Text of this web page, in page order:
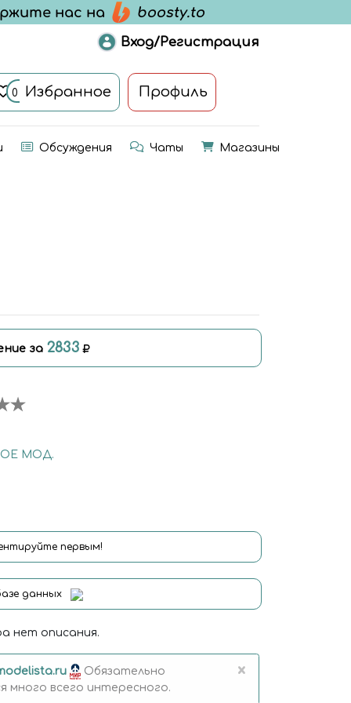
Вход/Регистрация
0 Избранное Профиль
Обсуждения Чаты Магазины
за 2833
МОД.
первым!
данных
нет описания.
Обязательно
всего интересного.
×